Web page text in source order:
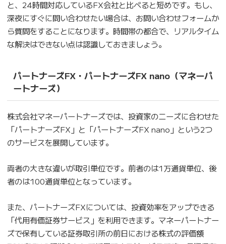
と、24時間対応しているFX会社と比べると短めです。もし、
深夜にすぐに問い合わせたい場合は、お問い合わせフォームか
ら質問をすることになります。時間帯の都合で、リアルタイム
な解決はできない点は認識しておきましょう。
パートナーズFX・パートナーズFX nano（マネーパ
ートナーズ）
株式会社マネーパートナーズでは、投資家のニーズに合わせた
「パートナーズFX」と「パートナーズFX nano」という2つ
のサービスを展開しています。
両者の大きな違いが取引単位です。前者のは1万通貨単位、後
者のは100通貨単位となっています。
また、パートナーズFXについては、投資効率をアップできる
「代用有価証券サービス」を利用できます。マネーパートナー
ズで保有している証券取引所の前日における株式の評価額